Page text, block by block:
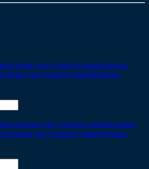
белая для углового наконечника.
зеленая для углового наконечника.